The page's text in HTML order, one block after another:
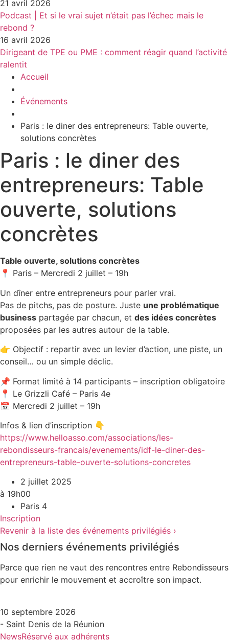
21 avril 2026
Podcast | Et si le vrai sujet n’était pas l’échec mais le
rebond ?
16 avril 2026
Dirigeant de TPE ou PME : comment réagir quand l’activité
ralentit
Accueil
Événements
Paris : le diner des entrepreneurs: Table ouverte,
solutions concrètes
Paris : le diner des
entrepreneurs: Table
ouverte, solutions
concrètes
Table ouverte, solutions concrètes
📍 Paris – Mercredi 2 juillet – 19h
Un dîner entre entrepreneurs pour parler vrai.
Pas de pitchs, pas de posture. Juste une problématique
business partagée par chacun, et des idées concrètes
proposées par les autres autour de la table.
👉 Objectif : repartir avec un levier d’action, une piste, un
conseil… ou un simple déclic.
📌 Format limité à 14 participants – inscription obligatoire
📍 Le Grizzli Café – Paris 4e
📅 Mercredi 2 juillet – 19h
Infos & lien d’inscription 👇
https://www.helloasso.com/associations/les-
rebondisseurs-francais/evenements/idf-le-diner-des-
entrepreneurs-table-ouverte-solutions-concretes
2 juillet 2025
à 19h00
Paris 4
Inscription
Revenir à la liste des événements privilégiés ›
Nos derniers événements privilégiés
Parce que rien ne vaut des rencontres entre Rebondisseurs
pour enrichir le mouvement et accroître son impact.
10 septembre 2026
- Saint Denis de la Réunion
NewsRéservé aux adhérents